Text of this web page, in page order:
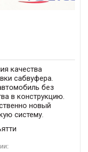
качества
сабвуфера.
без
в конструкцию.
новый
систему.